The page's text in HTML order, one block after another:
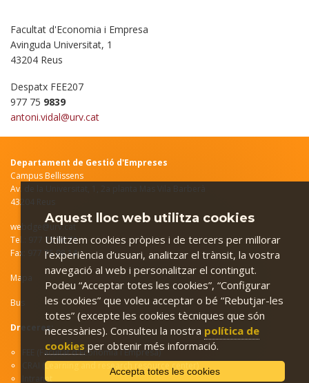
Facultat d'Economia i Empresa
Avinguda Universitat, 1
43204 Reus
Despatx FEE207
977 75 9839
antoni.vidal@urv.cat
Departament de Gestió d'Empreses
Campus Bellissens
Av. de la Universitat, 1, 2a planta Mas Vila Barberà
43204 Reus
webdge@urv.cat
Tel.: 977 75 98 71
Fax: 977 75 98 14
Mapa
Bus
Dreceres:
FEE (Facultat d'Economia i Empresa)
CRAI (Learning and research resource center)
Intranet
Aquest lloc web utilitza cookies
Utilitzem cookies pròpies i de tercers per millorar
l’experiència d’usuari, analitzar el trànsit, la vostra
navegació al web i personalitzar el contingut.
Podeu “Acceptar totes les cookies”, “Configurar
les cookies” que voleu acceptar o bé “Rebutjar-les
totes” (excepte les cookies tècniques que són
necessàries). Consulteu la nostra política de
cookies per obtenir més informació.
Accepta totes les cookies